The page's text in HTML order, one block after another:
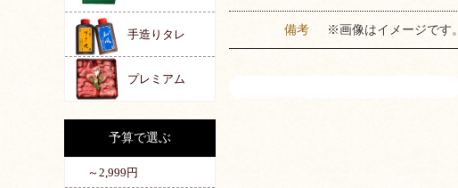
手造りタレ
プレミアム
予算で選ぶ
～2,999円
備考 ※画像はイメージです。